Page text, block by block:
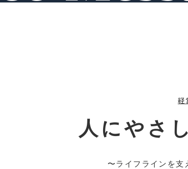
経
人にやさ
〜ライフラインを支